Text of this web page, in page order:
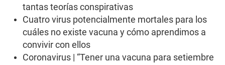
tantas teorías conspirativas
Cuatro virus potencialmente mortales para los
cuáles no existe vacuna y cómo aprendimos a
convivir con ellos
Coronavirus | “Tener una vacuna para setiembre